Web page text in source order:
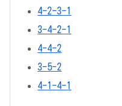
4-2-3-1
3-4-2-1
4-4-2
3-5-2
4-1-4-1